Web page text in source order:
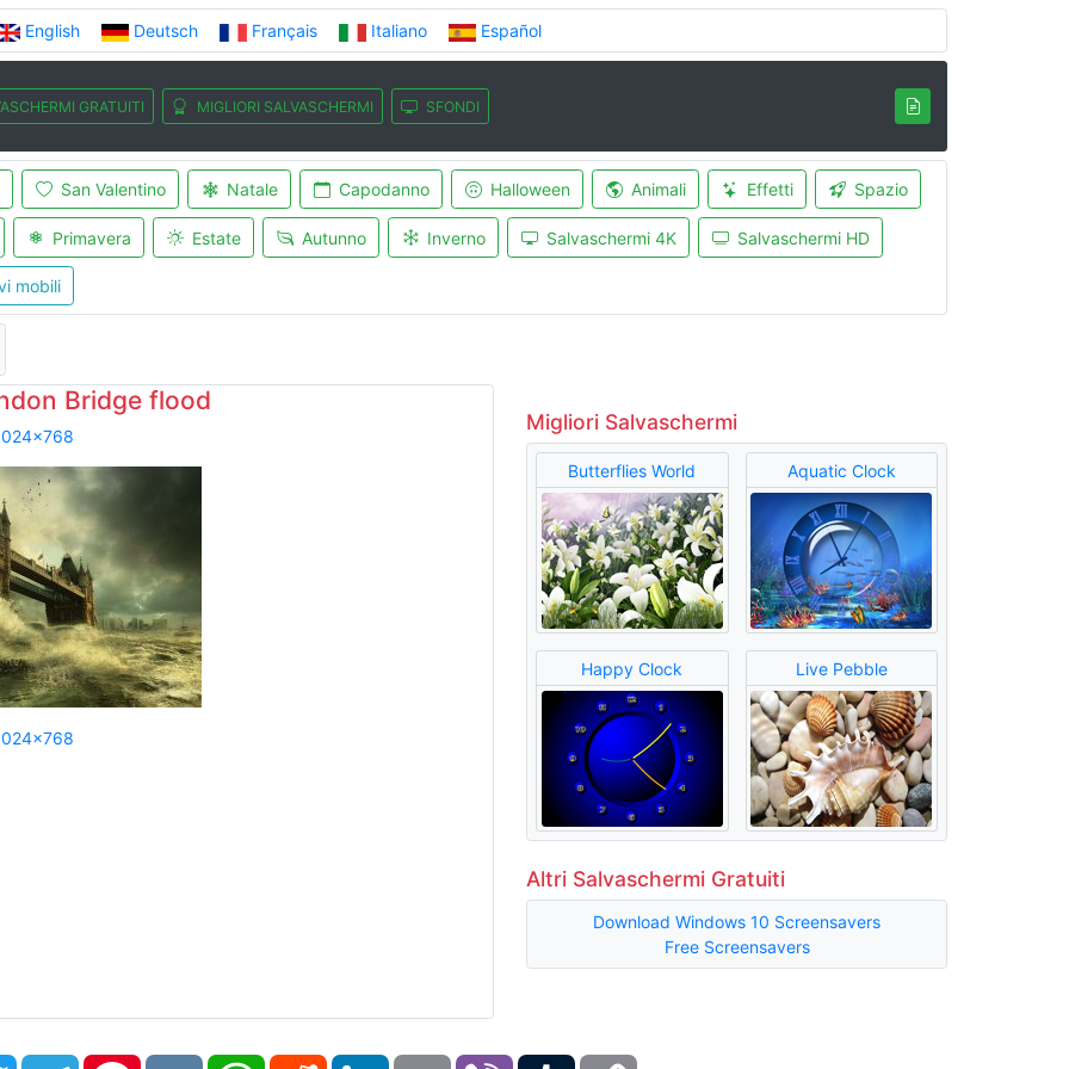
English Deutsch Français Italiano Español
GRATUITI MIGLIORI SALVASCHERMI SFONDI
San Valentino Natale Capodanno Halloween Animali Effetti Spazio
Primavera Estate Autunno Inverno Salvaschermi 4K Salvaschermi HD
mobili
Bridge flood
Migliori Salvaschermi
Butterflies World Aquatic Clock
Happy Clock Live Pebble
Altri Salvaschermi Gratuiti
Download Windows 10 Screensavers
Free Screensavers